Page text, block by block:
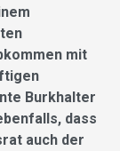
mit
Burkhalter
dass
auch der